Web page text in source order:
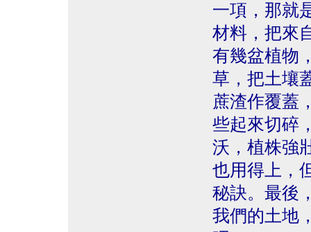
一項，那就
材料，把來
有幾盆植物
草，把土壤
蔗渣作覆蓋
些起來切碎
沃，植株強
也用得上，
秘訣。最後
我們的土地